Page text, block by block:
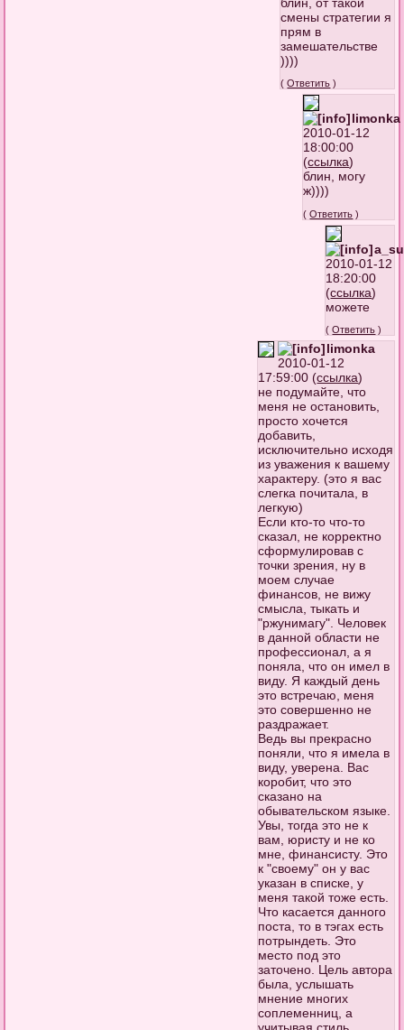
блин, от такой
смены стратегии я
прям в
замешательстве
))))
(Ответить )
limonka
2010-01-12
18:00:00
(ссылка)
блин, могу
ж))))
(Ответить )
2010-01-12
18:20:00
(ссылка)
можете
(Ответить )
limonka
2010-01-12
17:59:00 (ссылка)
не подумайте, что
меня не остановить,
просто хочется
добавить,
исключительно исходя
из уважения к вашему
характеру. (это я вас
слегка почитала, в
легкую)
Если кто-то что-то
сказал, не корректно
сформулировав с
точки зрения, ну в
моем случае
финансов, не вижу
смысла, тыкать и
"ржунимагу". Человек
в данной области не
профессионал, а я
поняла, что он имел в
виду. Я каждый день
это встречаю, меня
это совершенно не
раздражает.
Ведь вы прекрасно
поняли, что я имела в
виду, уверена. Вас
коробит, что это
сказано на
обывательском языке.
Увы, тогда это не к
вам, юристу и не ко
мне, финансисту. Это
к "своему" он у вас
указан в списке, у
меня такой тоже есть.
Что касается данного
поста, то в тэгах есть
потрындеть. Это
место под это
заточено. Цель автора
была, услышать
мнение многих
соплеменниц, а